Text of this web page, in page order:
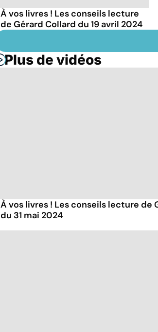
À vos livres ! Les conseils lecture
de Gérard Collard du 19 avril 2024
Plus de vidéos
À vos livres ! Les conseils lecture de
du 31 mai 2024